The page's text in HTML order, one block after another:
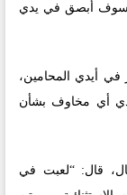
سوف أبصق في يدي
في أيدي المحامين،
أي مخاوف بشأن
قال: “لعبت في